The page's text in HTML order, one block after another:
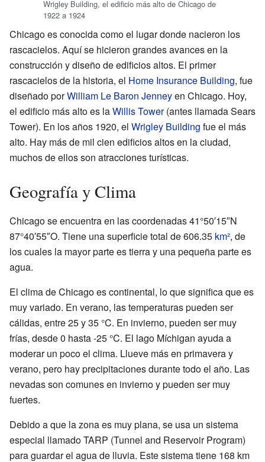
Wrigley Building, el edificio más alto de Chicago de
1922 a 1924
Chicago es conocida como el lugar donde nacieron los
rascacielos. Aquí se hicieron grandes avances en la
construcción y diseño de edificios altos. El primer
rascacielos de la historia, el Home Insurance Building, fue
diseñado porWilliam Le Baron Jenneyen Chicago. Hoy,
el edificio más alto es laWillis Tower(antes llamada Sears
Tower). En los años 1920, el Wrigley Building fue el más
alto. Hay más de mil cien edificios altos en la ciudad,
muchos de ellos son atracciones turísticas.
Geografía y Clima
Chicago se encuentra en las coordenadas41°50′15″N
87°40′55″O. Tiene una superficie total de 606.35 km², de
los cuales la mayor parte es tierra y una pequeña parte es
agua.
El clima de Chicago es continental, lo que significa que es
muy variado. En verano, las temperaturas pueden ser
cálidas, entre 25 y 35 °C. En invierno, pueden ser muy
frías, desde 0 hasta -25 °C. El lago Míchigan ayuda a
moderar un poco el clima. Llueve más en primavera y
verano, pero hay precipitaciones durante todo el año. Las
nevadas son comunes en invierno y pueden ser muy
fuertes.
Debido a que la zona es muy plana, se usa un sistema
especial llamado TARP (Tunnel and Reservoir Program)
para guardar el agua de lluvia. Este sistema tiene 168 km